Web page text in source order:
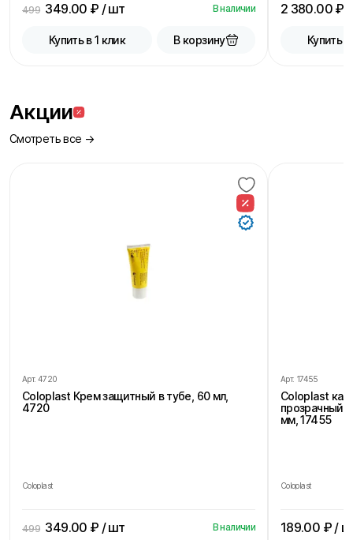
499 349.00 ₽ / шт В наличии
Купить в 1 клик В корзину
2 380.00₽ /
Купить в
Акции
Смотреть все →
Арт. 4720
Coloplast Крем защитный в тубе, 60 мл,
4720
Coloplast
499 349.00 ₽ / шт В наличии
Арт. 17455
Coloplast
прозрачный,
мм, 17455
Coloplast
189.00 ₽ /